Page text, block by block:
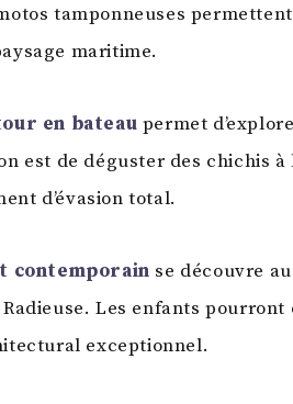
tamponneuses
maritime.
en bateau permet
est de déguster des chichis
d’évasion total.
contemporain se découvre
Radieuse. Les enfants
exceptionnel.